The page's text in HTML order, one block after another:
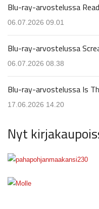
Blu-ray-arvostelussa
06.07.2026 09.01
Blu-ray-arvostelussa
06.07.2026 08.38
Blu-ray-arvostelussa Is
17.06.2026 14.20
Nyt